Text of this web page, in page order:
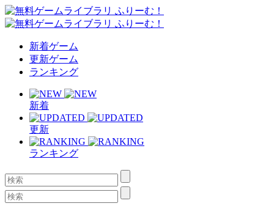
新着ゲーム
更新ゲーム
ランキング
新着
更新
ランキング